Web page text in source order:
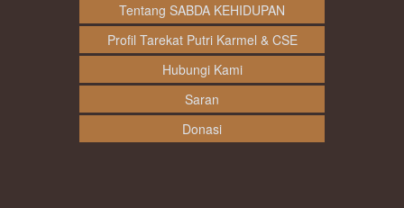
Tentang SABDA KEHIDUPAN
Profil Tarekat Putri Karmel & CSE
Hubungi Kami
Saran
Donasi